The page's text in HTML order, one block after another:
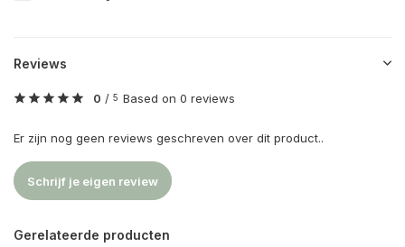
Reviews
0 / 5 Based on 0 reviews
Er zijn nog geen reviews geschreven over dit product..
Schrijf je eigen review
Gerelateerde producten